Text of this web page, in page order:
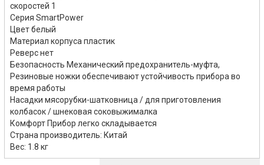
скоростей 1
Серия SmartPower
Цвет белый
Материал корпуса пластик
Реверс нет
Безопасность Механический предохранитель-муфта,
Резиновые ножки обеспечивают устойчивость прибора во
время работы
Насадки мясорубки-шатковница / для приготовления
колбасок / шнековая соковыжималка
Комфорт Прибор легко складывается
Страна производитель: Китай
Вес: 1.8 кг